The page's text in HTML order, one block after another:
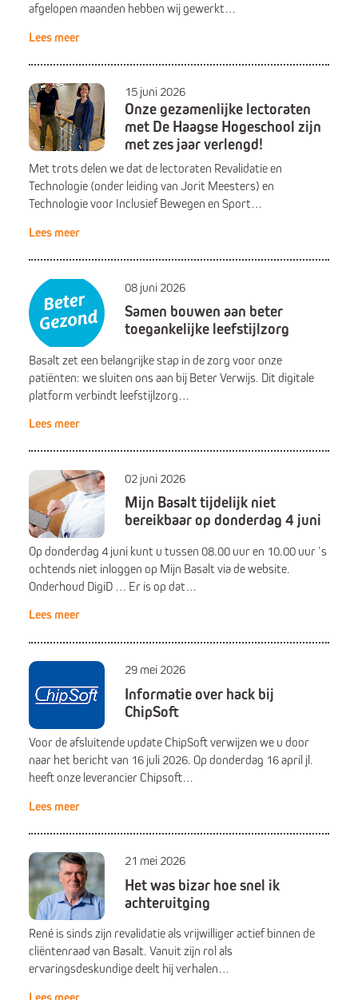
afgelopen maanden hebben wij gewerkt…
Lees meer
15 juni 2026
Onze gezamenlijke lectoraten
met De Haagse Hogeschool zijn
met zes jaar verlengd!
Met trots delen we dat de lectoraten Revalidatie en
Technologie (onder leiding van Jorit Meesters) en
Technologie voor Inclusief Bewegen en Sport…
Lees meer
08 juni 2026
Samen bouwen aan beter
toegankelijke leefstijlzorg
Basalt zet een belangrijke stap in de zorg voor onze
patiënten: we sluiten ons aan bij Beter Verwijs. Dit digitale
platform verbindt leefstijlzorg…
Lees meer
02 juni 2026
Mijn Basalt tijdelijk niet
bereikbaar op donderdag 4 juni
Op donderdag 4 juni kunt u tussen 08.00 uur en 10.00 uur ’s
ochtends niet inloggen op Mijn Basalt via de website.
Onderhoud DigiD … Er is op dat…
Lees meer
29 mei 2026
Informatie over hack bij
ChipSoft
Voor de afsluitende update ChipSoft verwijzen we u door
naar het bericht van 16 juli 2026. Op donderdag 16 april jl.
heeft onze leverancier Chipsoft…
Lees meer
21 mei 2026
Het was bizar hoe snel ik
achteruitging
René is sinds zijn revalidatie als vrijwilliger actief binnen de
cliëntenraad van Basalt. Vanuit zijn rol als
ervaringsdeskundige deelt hij verhalen…